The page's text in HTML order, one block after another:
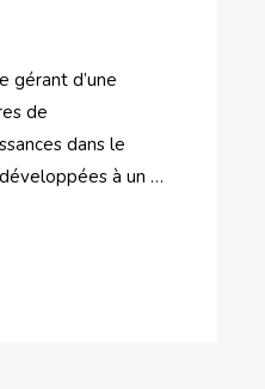
gérant d’une
de
dans le
à un …